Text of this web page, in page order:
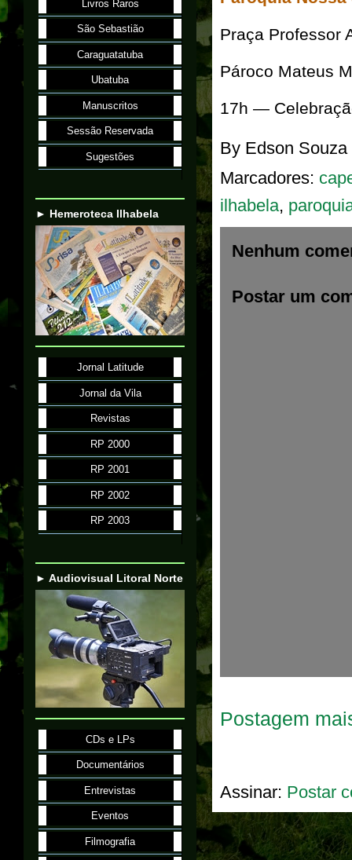
Praça Professor
Pároco Mateus
17h —
By Edson Souza
Marcadores:
ilhabela,
Nenhum
Postar um
Postagem
Assinar: Postar
Livros Raros
São Sebastião
Caraguatatuba
Ubatuba
Manuscritos
Sessão Reservada
Sugestões
► Hemeroteca Ilhabela
Jornal Latitude
Jornal da Vila
Revistas
RP 2000
RP 2001
RP 2002
RP 2003
► Audiovisual Litoral Norte
CDs e LPs
Documentários
Entrevistas
Eventos
Filmografia